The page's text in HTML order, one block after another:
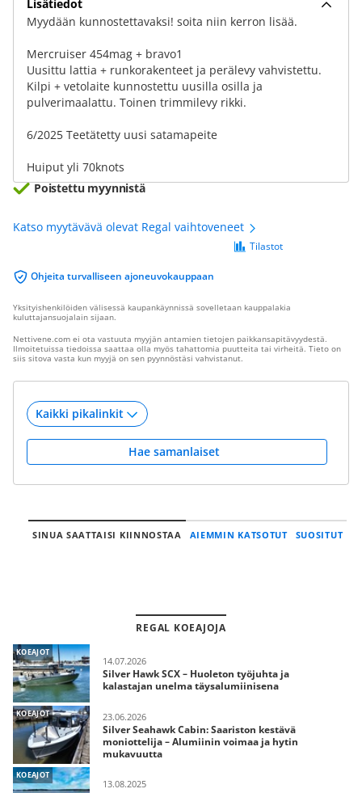
Lisätiedot
Myydään kunnostettavaksi! soita niin kerron lisää.
Mercruiser 454mag + bravo1
Uusittu lattia + runkorakenteet ja perälevy vahvistettu.
Kilpi + vetolaite kunnostettu uusilla osilla ja
pulverimaalattu. Toinen trimmilevy rikki.
6/2025 Teetätetty uusi satamapeite
Huiput yli 70knots
Poistettu myynnistä
Katso myytävävä olevat Regal vaihtoveneet
Ohjeita turvalliseen ajoneuvokauppaan
Tilastot
Yksityishenkilöiden välisessä kaupankäynnissä sovelletaan kauppalakia
kuluttajansuojalain sijaan.
Nettivene.com ei ota vastuuta myyjän antamien tietojen paikkansapitävyydestä.
Ilmoitetuissa tiedoissa saattaa olla myös tahattomia puutteita tai virheitä. Tieto on
siis sitova vasta kun myyjä on sen pyynnöstäsi vahvistanut.
Hae samanlaiset
SINUA SAATTAISI KIINNOSTAA AIEMMIN KATSOTUT SUOSITUT
REGAL KOEAJOJA
KOEAJOT
14.07.2026
Silver Hawk SCX – Huoleton työjuhta ja
kalastajan unelma täysalumiinisena
KOEAJOT 23.06.2026
Silver Seahawk Cabin: Saariston kestävä
moniottelija – Alumiinin voimaa ja hytin
mukavuutta
KOEAJOT
13.08.2025